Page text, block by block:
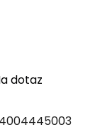
dotaz